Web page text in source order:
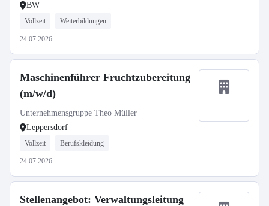
BW
Vollzeit Weiterbildungen
24.07.2026
Maschinenführer Fruchtzubereitung
(m/w/d)
Unternehmensgruppe Theo Müller
Leppersdorf
Vollzeit Berufskleidung
24.07.2026
Stellenangebot: Verwaltungsleitung